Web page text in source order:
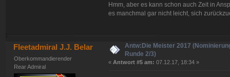
Hmm, aber es kann schon auch Zeit in
es manchmal gar nicht leicht, sich
Fleetadmiral J.J. Belar
Oberkommandierender
Rear Admiral
Antw:Die Meister 2017
Runde 2/3)
« Antwort #5 am: 07.12.17, 18:34 »